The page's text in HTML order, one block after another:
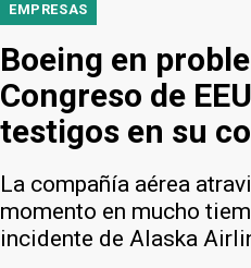
EMPRESAS
Boeing en
Congreso de
testigos en su
La compañía aérea
momento en mucho
incidente de Alaska